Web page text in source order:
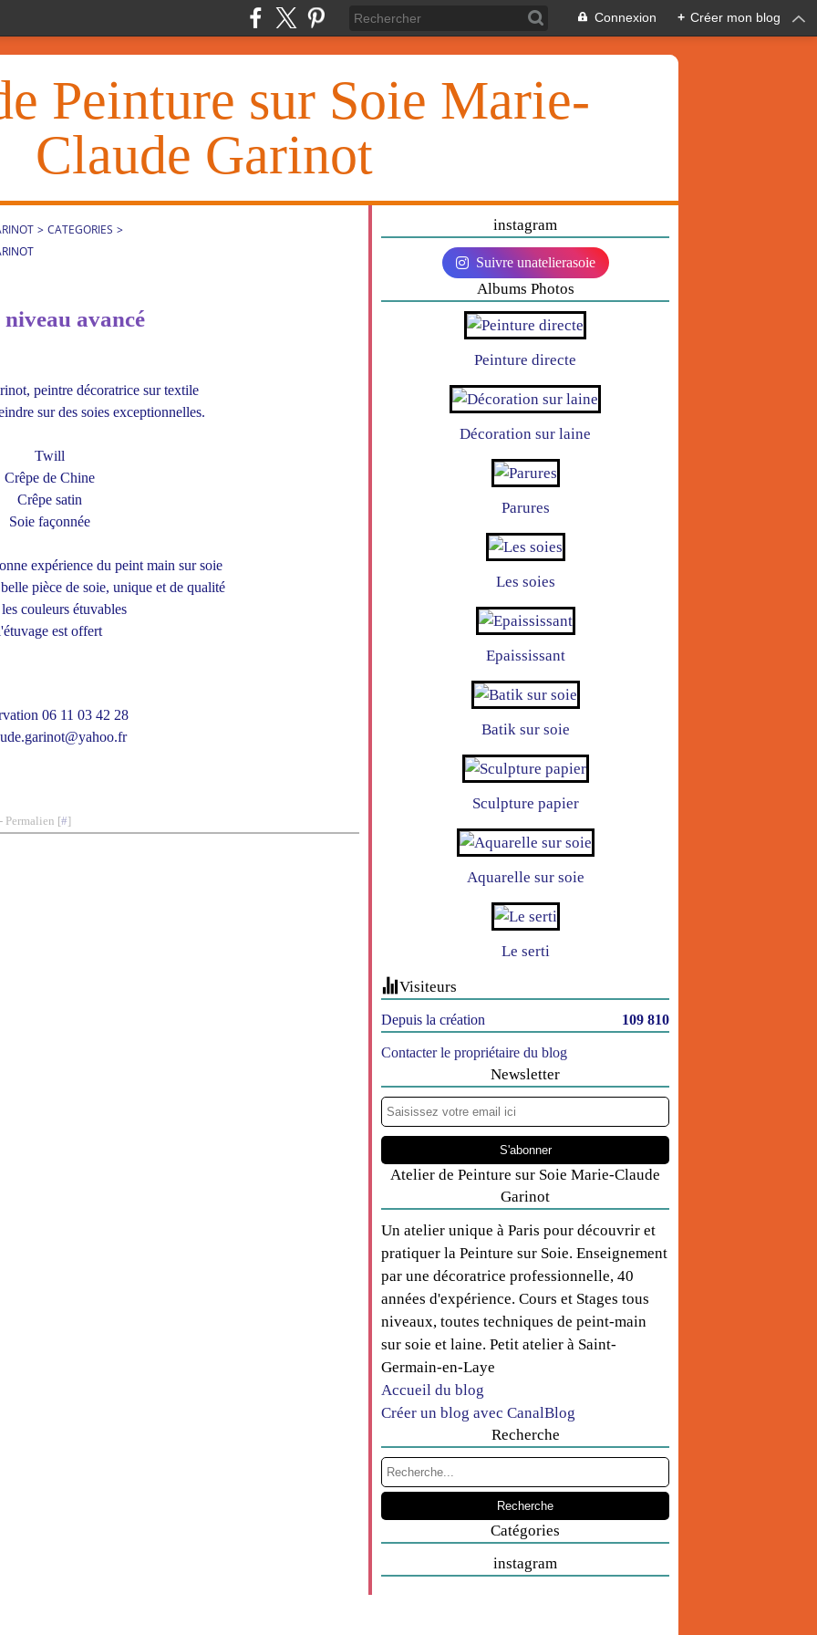
Connexion + Créer mon blog
Peinture sur Soie Marie-
Claude Garinot
> CATEGORIES >
niveau avancé
peintre décoratrice sur textile
sur des soies exceptionnelles.
Twill
Crêpe de Chine
Crêpe satin
Soie façonnée
expérience du peint main sur soie
pièce de soie, unique et de qualité
couleurs étuvables
est offert
06 11 03 42 28
- Permalien [#]
instagram
Suivre unatelierasoie
Albums Photos
Peinture directe
Décoration sur laine
Parures
Les soies
Epaississant
Batik sur soie
Sculpture papier
Aquarelle sur soie
Le serti
Visiteurs
Depuis la création 109 810
Contacter le propriétaire du blog
Newsletter
Atelier de Peinture sur Soie Marie-Claude
Garinot
Un atelier unique à Paris pour découvrir et
pratiquer la Peinture sur Soie. Enseignement
par une décoratrice professionnelle, 40
années d'expérience. Cours et Stages tous
niveaux, toutes techniques de peint-main
sur soie et laine. Petit atelier à Saint-
Germain-en-Laye
Accueil du blog
Créer un blog avec CanalBlog
Recherche
Catégories
instagram